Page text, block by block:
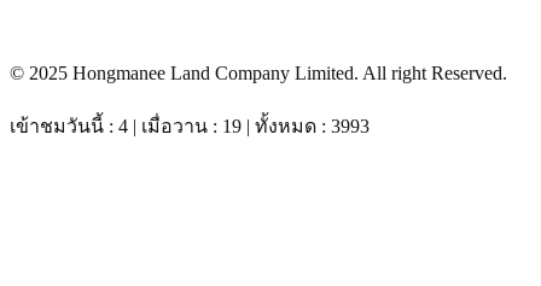
© 2025 Hongmanee Land Company Limited. All right Reserved.
เข้าชมวันนี้ : 4 | เมื่อวาน : 19 | ทั้งหมด : 3993